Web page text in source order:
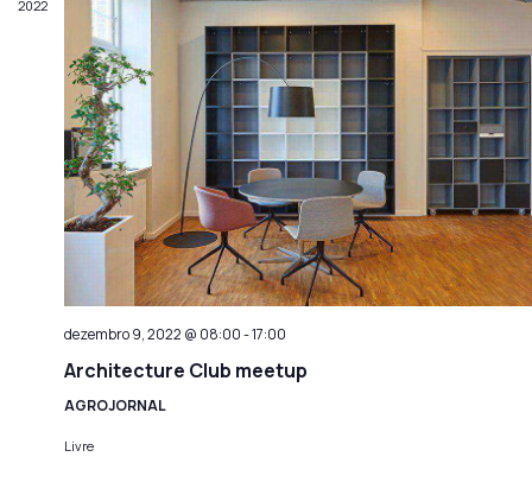
de
2022
dezembro 9, 2022 @ 08:00-17:00
Architecture Club meetup
AGROJORNAL
Livre